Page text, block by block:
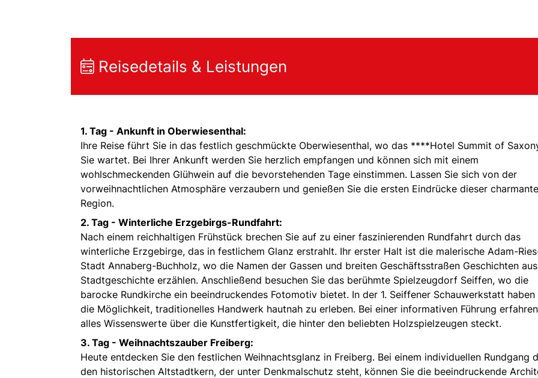
Reisedetails & Leistungen
1. Tag - Ankunft in Oberwiesenthal:
Ihre Reise führt Sie in das festlich geschmückte Oberwiesenthal, wo das ****Hotel Summit of
Sie wartet. Bei Ihrer Ankunft werden Sie herzlich empfangen und können sich mit einem
wohlschmeckenden Glühwein auf die bevorstehenden Tage einstimmen. Lassen Sie sich von der
vorweihnachtlichen Atmosphäre verzaubern und genießen Sie die ersten Eindrücke dieser
Region.
2. Tag - Winterliche Erzgebirgs-Rundfahrt:
Nach einem reichhaltigen Frühstück brechen Sie auf zu einer faszinierenden Rundfahrt durch das
winterliche Erzgebirge, das in festlichem Glanz erstrahlt. Ihr erster Halt ist die malerische Adam-
Stadt Annaberg-Buchholz, wo die Namen der Gassen und breiten Geschäftsstraßen Geschichten
Stadtgeschichte erzählen. Anschließend besuchen Sie das berühmte Spielzeugdorf Seiffen, wo die
barocke Rundkirche ein beeindruckendes Fotomotiv bietet. In der 1. Seiffener Schauwerkstatt haben
die Möglichkeit, traditionelles Handwerk hautnah zu erleben. Bei einer informativen Führung
alles Wissenswerte über die Kunstfertigkeit, die hinter den beliebten Holzspielzeugen steckt.
3. Tag - Weihnachtszauber Freiberg:
Heute entdecken Sie den festlichen Weihnachtsglanz in Freiberg. Bei einem individuellen Rundgang
den historischen Altstadtkern, der unter Denkmalschutz steht, können Sie die beeindruckende